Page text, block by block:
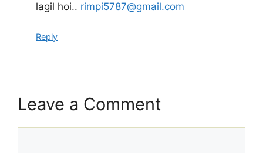
lagil hoi.. rimpi5787@gmail.com
Reply
Leave a Comment